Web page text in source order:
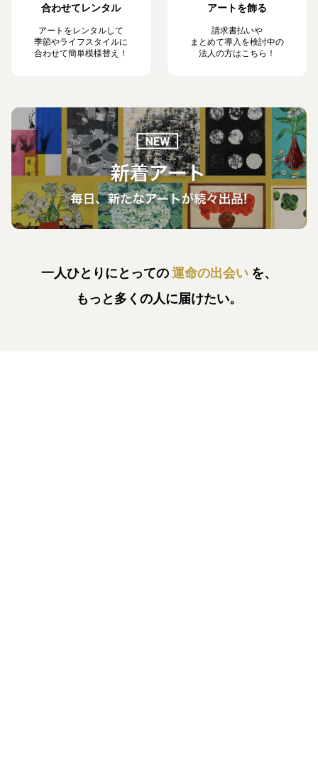
合わせてレンタル
アートをレンタルして
季節やライフスタイルに
合わせて簡単模様替え！
アートを飾る
請求書払いや
まとめて導入を検討中の
法人の方はこちら！
一人ひとりにとっての運命の出会い を、
もっと多くの人に届けたい。